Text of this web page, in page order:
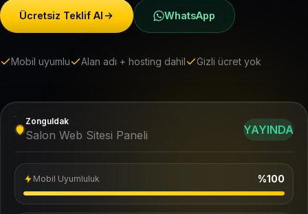
Ücretsiz Teklif Al WhatsApp
Mobil uyumlu Alan adı + hosting dahil Gizli ücret yok
Zonguldak
Salon Web Sitesi Paneli YAYINDA
Mobil Uyumluluk %100